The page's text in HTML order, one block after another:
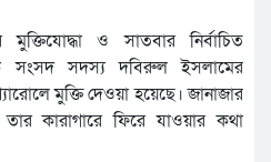
ও সাতবার নির্বাচিত
সংসদ সদস্য দবিরুল ইসলামের
মুক্তি দেওয়া হয়েছে। জানাজার
কারাগারে ফিরে যাওয়ার কথা